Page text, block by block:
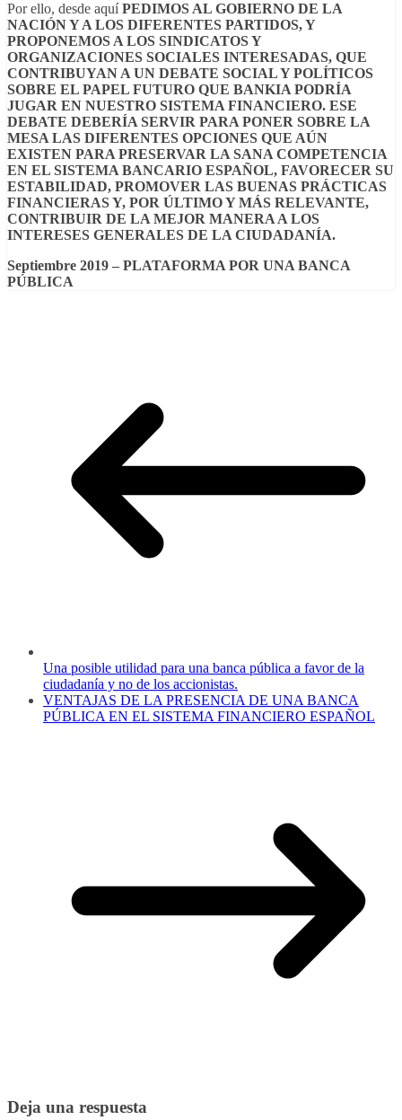
Por ello, desde aquíPEDIMOS AL GOBIERNO DE LA
NACIÓN Y A LOS DIFERENTES PARTIDOS, Y
PROPONEMOS A LOS SINDICATOS Y
ORGANIZACIONES SOCIALES INTERESADAS, QUE
CONTRIBUYAN A UN DEBATE SOCIAL Y POLÍTICOS
SOBRE EL PAPEL FUTURO QUE BANKIA PODRÍA
JUGAR EN NUESTRO SISTEMA FINANCIERO. ESE
DEBATE DEBERÍA SERVIR PARA PONER SOBRE LA
MESA LAS DIFERENTES OPCIONES QUE AÚN
EXISTEN PARA PRESERVAR LA SANA COMPETENCIA
EN EL SISTEMA BANCARIO ESPAÑOL, FAVORECER SU
ESTABILIDAD, PROMOVER LAS BUENAS PRÁCTICAS
FINANCIERAS Y, POR ÚLTIMO Y MÁS RELEVANTE,
CONTRIBUIR DE LA MEJOR MANERA A LOS
INTERESES GENERALES DE LA CIUDADANÍA.
Septiembre 2019 – PLATAFORMA POR UNA BANCA
PÚBLICA
Una posible utilidad para una banca pública a favor de la
ciudadanía y no de los accionistas.
VENTAJAS DE LA PRESENCIA DE UNA BANCA
PÚBLICA EN EL SISTEMA FINANCIERO ESPAÑOL
Deja una respuesta